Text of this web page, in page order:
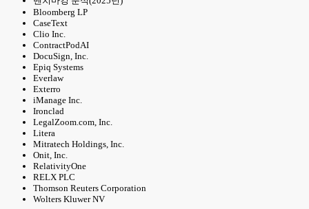
Bloomberg LP
CaseText
Clio Inc.
ContractPodAI
DocuSign, Inc.
Epiq Systems
Everlaw
Exterro
iManage Inc.
Ironclad
LegalZoom.com, Inc.
Litera
Mitratech Holdings, Inc.
Onit, Inc.
RelativityOne
RELX PLC
Thomson Reuters Corporation
Wolters Kluwer NV